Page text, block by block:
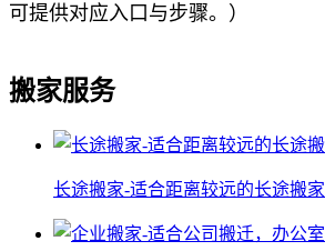
可提供对应入口与步骤。）
搬家服务
长途搬家-适合距离较远的长途搬家